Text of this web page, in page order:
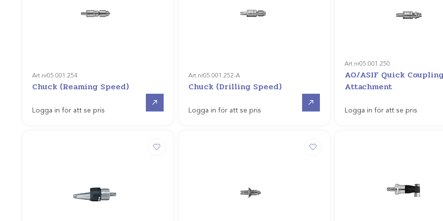
Art.nr05.001.254
Chuck (Reaming Speed)
Logga in för att se pris
Art.nr05.001.252-A
Chuck (Drilling Speed)
Logga in för att se pris
Art.nr05.001.250
AO/ASIF Quick
Attachment
Logga in för att se pris